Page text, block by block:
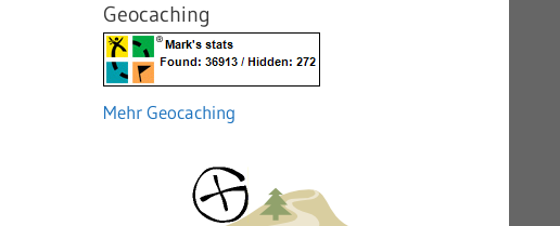
Geocaching
Mehr Geocaching